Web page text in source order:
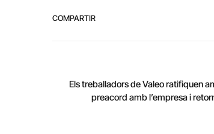
COMPARTIR
Els treballadors de Valeo ratifiquen
preacord amb l’empresa i